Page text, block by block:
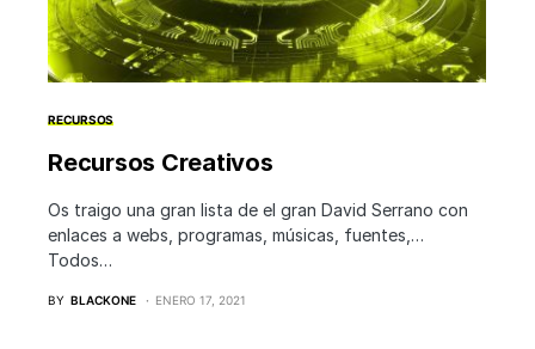
RECURSOS
Recursos Creativos
Os traigo una gran lista de el gran David Serrano con
enlaces a webs, programas, músicas, fuentes,…
Todos…
BY BLACKONE ENERO 17, 2021